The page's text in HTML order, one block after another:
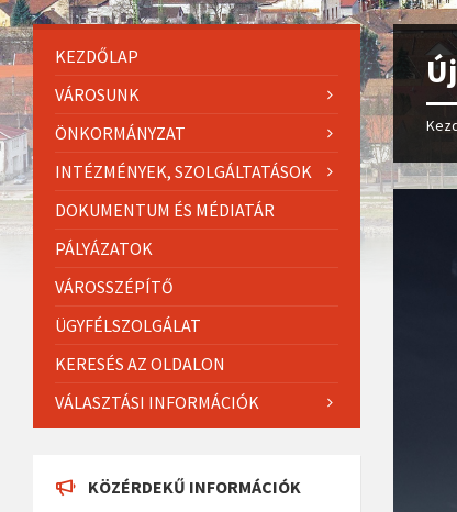
KEZDŐLAP
VÁROSUNK
ÖNKORMÁNYZAT
INTÉZMÉNYEK, SZOLGÁLTATÁSOK
DOKUMENTUM ÉS MÉDIATÁR
PÁLYÁZATOK
VÁROSSZÉPÍTŐ
ÜGYFÉLSZOLGÁLAT
KERESÉS AZ OLDALON
VÁLASZTÁSI INFORMÁCIÓK
KÖZÉRDEKŰ INFORMÁCIÓK